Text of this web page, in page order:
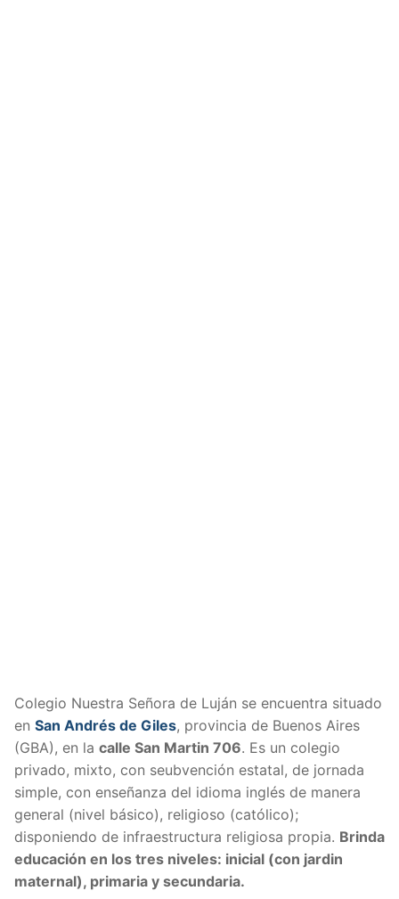
Colegio Nuestra Señora de Luján se encuentra situado
en San Andrés de Giles, provincia de Buenos Aires
(GBA), en la calle San Martin 706. Es un colegio
privado, mixto, con seubvención estatal, de jornada
simple, con enseñanza del idioma inglés de manera
general (nivel básico), religioso (católico);
disponiendo de infraestructura religiosa propia. Brinda
educación en los tres niveles: inicial (con jardin
maternal), primaria y secundaria.